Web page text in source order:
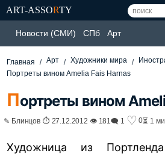
ART-ASSORTY
Новости (СМИ) СПб Арт
Главная Арт Художники мира
Портреты вином Amelia Fais Harnas
Портреты вином
✎ Блинцов ⏱ 27.12.2012 👁 181🗨 1 ♡ 0⏳ 1
Художница из